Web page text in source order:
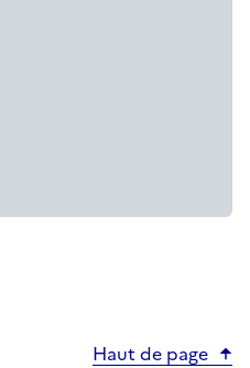
Haut de page